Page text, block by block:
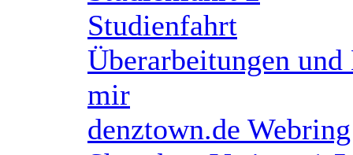
Studienfahrt
Überarbeitungen
mir
denztown.de Webring